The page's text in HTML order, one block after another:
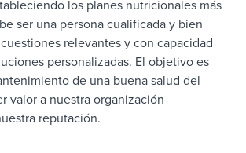
los planes nutricionales más
ser una persona cualificada y bien
relevantes y con capacidad
personalizadas. El objetivo es
de una buena salud del
valor a nuestra organización
reputación.